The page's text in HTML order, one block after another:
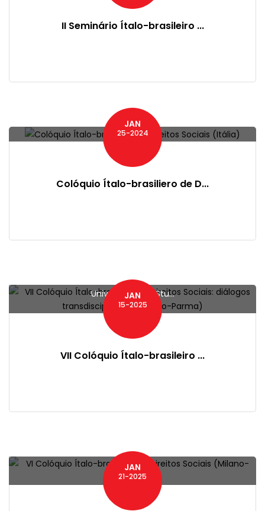
II Seminário Ítalo-brasileiro ...
JAN
25-2024
Colóquio Ítalo-brasiliero de D...
Università degli Stu...
JAN
15-2025
VII Colóquio Ítalo-brasileiro ...
JAN
21-2025